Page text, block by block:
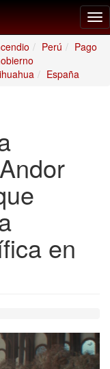
Perú
Pago
España
en